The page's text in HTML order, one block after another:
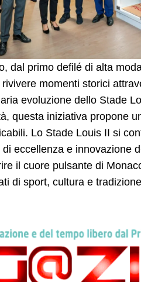
dal primo defilé di alta
momenti storici
evoluzione dello Stade
questa iniziativa propone
Lo Stade Louis II si
eccellenza e innovazione
il cuore pulsante di
di sport, cultura e